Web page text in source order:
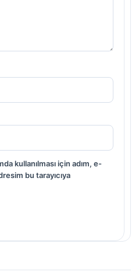
kullanılması için adım, e-
bu tarayıcıya